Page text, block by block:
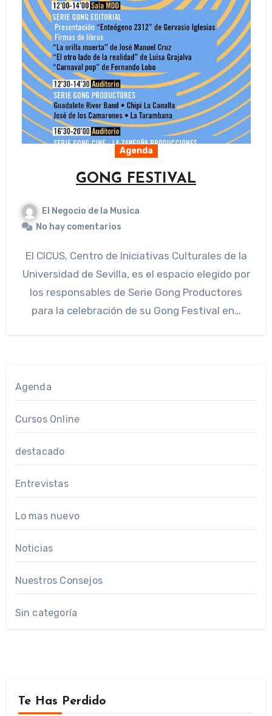
Agenda
GONG FESTIVAL
El Negocio de la Musica
No hay comentarios
El CICUS, Centro de Iniciativas Culturales de la
Universidad de Sevilla, es el espacio elegido por
los responsables de Serie Gong Productores
para la celebración de su Gong Festival en…
Agenda
Cursos Online
destacado
Entrevistas
Lo mas nuevo
Noticias
Nuestros Consejos
Sin categoría
Te Has Perdido